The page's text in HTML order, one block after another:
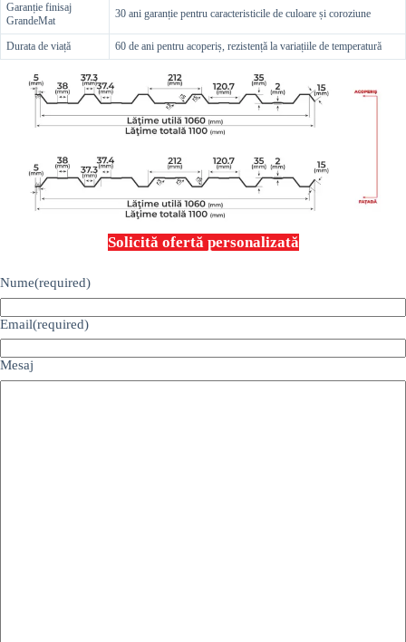
Garanție finisaj
GrandeMat
30 ani garanție pentru caracteristicile de culoare și coroziune
Durata de viață 60 de ani pentru acoperiș, rezistență la variațiile de temperatură
Solicită ofertă personalizată
Nume(required)
Email(required)
Mesaj